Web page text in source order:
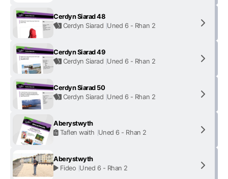
Cerdyn Siarad 48
Cerdyn Siarad Uned 6 - Rhan 2
Cerdyn Siarad 49
Cerdyn Siarad Uned 6 - Rhan 2
Cerdyn Siarad 50
Cerdyn Siarad Uned 6 - Rhan 2
Aberystwyth
Taflen waith Uned 6 - Rhan 2
Aberystwyth
Fideo Uned 6 - Rhan 2